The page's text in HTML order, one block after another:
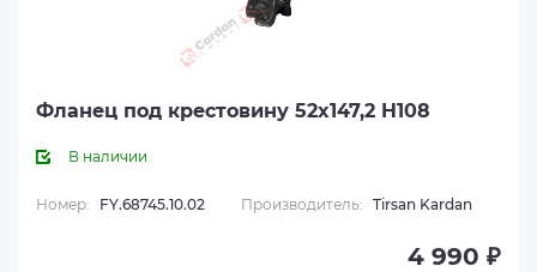
Фланец под крестовину 52x147,2 H108
В наличии
Номер: FY.68745.10.02 Производитель: Tirsan Kardan
4 990 ₽